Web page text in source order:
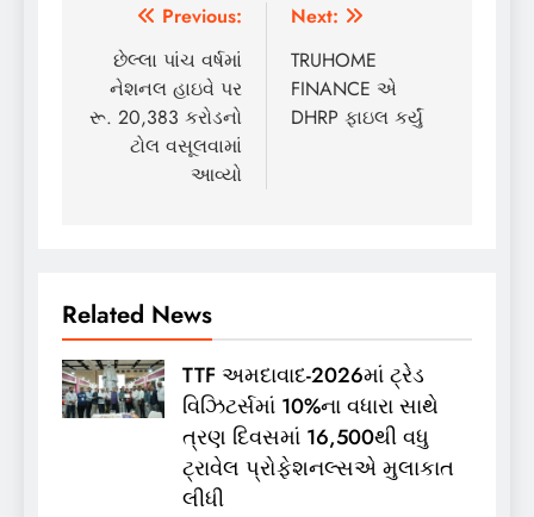
Post
navigation
Previous:
છેલ્લા પાંચ વર્ષમાં
નેશનલ હાઇવે પર
રૂ. 20,383 કરોડનો
ટોલ વસૂલવામાં
આવ્યો
Next:
TRUHOME
FINANCE એ
DHRP ફાઇલ કર્યું
Related News
TTF અમદાવાદ-2026માં ટ્રેડ
વિઝિટર્સમાં 10%ના વધારા સાથે
ત્રણ દિવસમાં 16,500થી વધુ
ટ્રાવેલ પ્રોફેશનલ્સએ મુલાકાત
લીધી